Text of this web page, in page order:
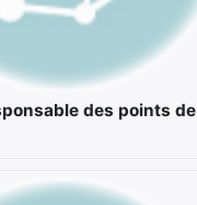
des points de